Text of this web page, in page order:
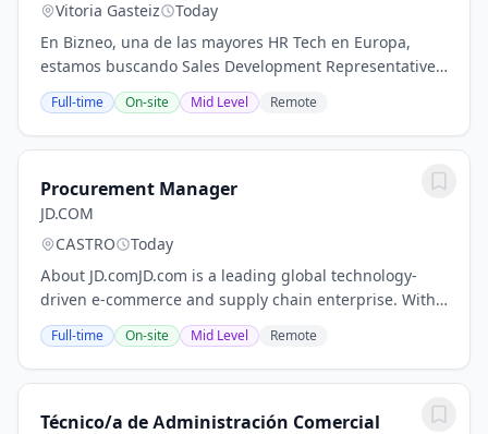
Vitoria Gasteiz
Today
En Bizneo, una de las mayores HR Tech en Europa,
estamos buscando Sales Development Representatives
(SDR o BDR) para el mercado Francés. Si te apetece
unirte a una empresa con cultura startup, que...
Full-time On-site Mid Level Remote
Procurement Manager
JD.COM
CASTRO
Today
About JD.comJD.com is a leading global technology-
driven e-commerce and supply chain enterprise. With
an extensive logistics network and a strong
commitment to efficiency, innovation, and...
Full-time On-site Mid Level Remote
Técnico/a de Administración Comercial